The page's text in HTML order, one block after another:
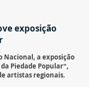
exposição
Nacional, a exposição
Piedade Popular”,
artistas regionais.